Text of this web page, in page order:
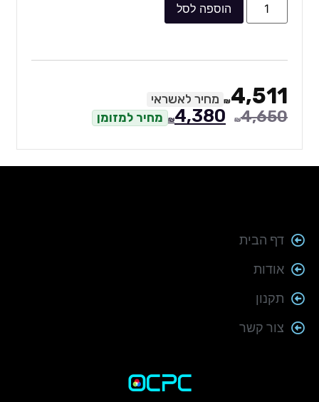
הוספה לסל
₪4,511 מחיר לאשראי
₪4,650
₪4,380 מחיר למזומן
דף הבית
אודות
תקנון
צור קשר